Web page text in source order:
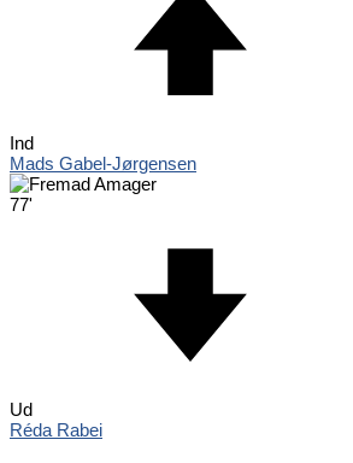
Ind
Mads Gabel-Jørgensen
77'
Ud
Réda Rabei